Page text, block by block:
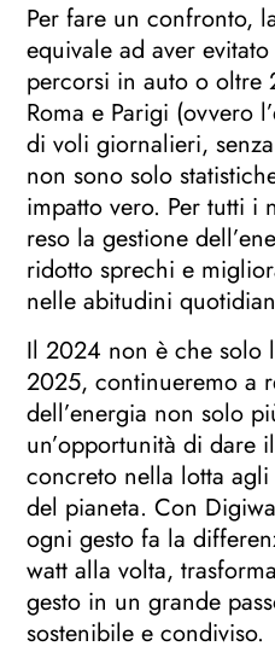
Per fare un confronto,
equivale ad aver
percorsi in auto o oltre
Roma e Parigi (ovvero
di voli giornalieri,
non sono solo
impatto vero. Per tutti i
reso la gestione
ridotto sprechi e
nelle abitudini
Il 2024 non è che solo
2025, continueremo a
dell’energia non solo
un’opportunità di dare
concreto nella lotta
del pianeta. Con
ogni gesto fa la
watt alla volta,
gesto in un grande
sostenibile e condiviso.